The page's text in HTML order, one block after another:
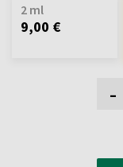
-
2 ml
9,00 €